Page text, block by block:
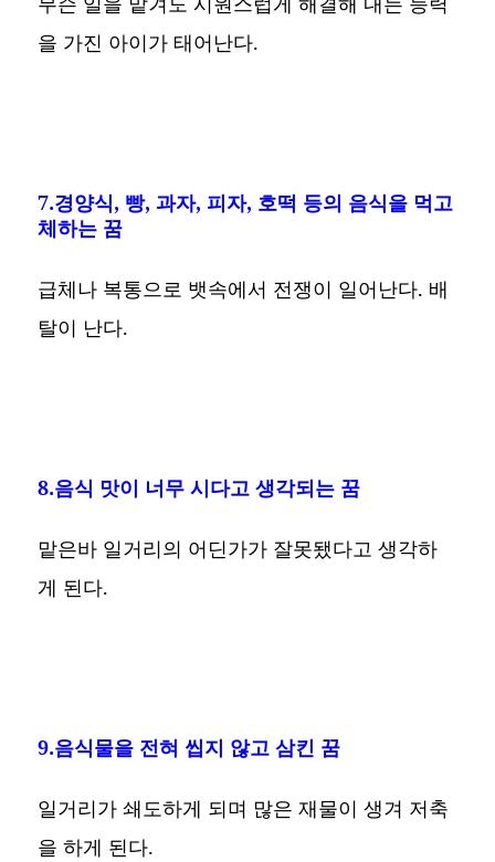
을 가진 아이가 태어난다.
7.경양식, 빵, 과자, 피자, 호떡 등의 음식을 먹고
체하는 꿈
급체나 복통으로 뱃속에서 전쟁이 일어난다. 배
탈이 난다.
8.음식 맛이 너무 시다고 생각되는 꿈
맡은바 일거리의 어딘가가 잘못됐다고 생각하
게 된다.
9.음식물을 전혀 씹지 않고 삼킨 꿈
일거리가 쇄도하게 되며 많은 재물이 생겨 저축
을 하게 된다.